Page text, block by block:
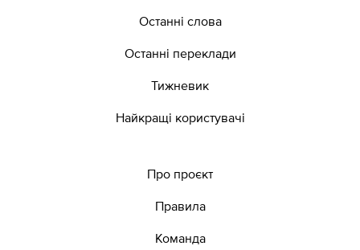
Останні слова
Останні переклади
Тижневик
Найкращі користувачі
Про проєкт
Правила
Команда